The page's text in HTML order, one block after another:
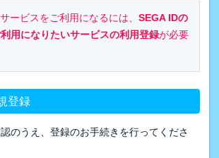
ービスをご利用になるには、SEGA IDの
用になりたいサービスの利用登録が必要
登録
のうえ、登録のお手続きを行ってくださ